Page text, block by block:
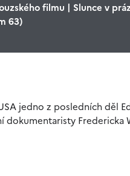
filmu | Slunce v
63)
jedno z posledních děl
dokumentaristy Fredericka